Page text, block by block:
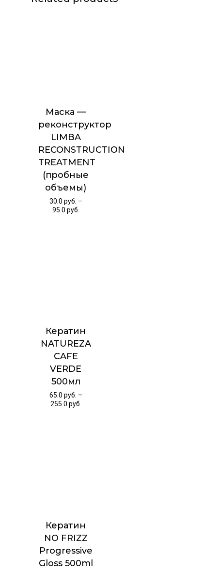
Маска —
реконструктор
LIMBA
RECONSTRUCTION
TREATMENT
(пробные
объемы)
30.0 руб. –
95.0 руб.
Кератин
NATUREZA
CAFE
VERDE
500мл
65.0 руб. –
255.0 руб.
Кератин
NO FRIZZ
Progressive
Gloss 500ml